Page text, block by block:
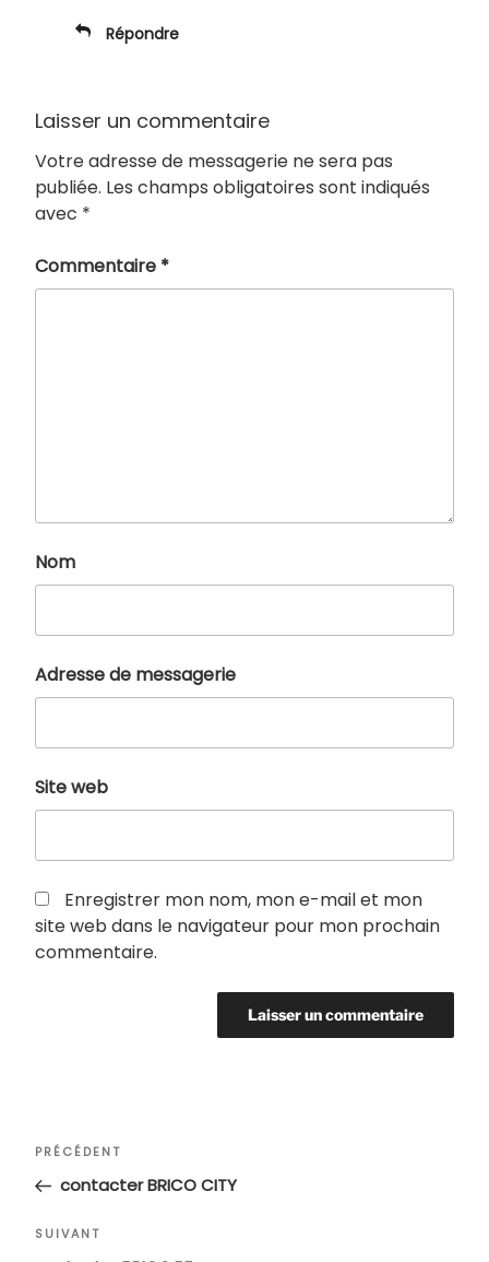
Répondre
Laisser un commentaire
Votre adresse de messagerie ne sera pas
publiée. Les champs obligatoires sont indiqués
avec *
Commentaire *
Nom
Adresse de messagerie
Site web
Enregistrer mon nom, mon e-mail et mon
site web dans le navigateur pour mon prochain
commentaire.
Navigation
l’article
Article
précédent
PRÉCÉDENT
contacter BRICO CITY
Article
SUIVANT